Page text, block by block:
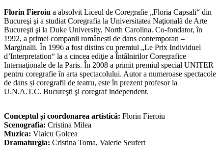
Florin Fieroiu a absolvit Liceul de Coregrafie „Floria Capsali“ din
Bucureşi şi a studiat Coregrafia la Universitatea Naţională de Arte
Bucureşti şi la Duke University, North Carolina. Co-fondator, în
1992, a primei companii românești de dans contemporan –
Marginalii. În 1996 a fost distins cu premiul „Le Prix Individuel
d’Interpretation“ la a cincea ediţie a Întâlnirilor Coregrafice
Internaţionale de la Paris. În 2008 a primit premiul special UNITER
pentru coregrafie în arta spectacolului. Autor a numeroase spectacole
de dans și coregrafii de teatru, este în prezent profesor la
U.N.A.T.C. Bucureşti şi coregraf independent.
Conceptul și coordonarea artistică: Florin Fieroiu
Scenografia: Cristina Milea
Muzica: Vlaicu Golcea
Dramaturgia: Cristina Toma, Valerie Seufert